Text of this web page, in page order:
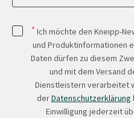
* Ich möchte den Kneipp-
und Produktinformationen
Daten dürfen zu diesem
und mit dem Versand
Dienstleistern verarbeitet
derDatenschutzerklärung
Einwilligung jederzeit